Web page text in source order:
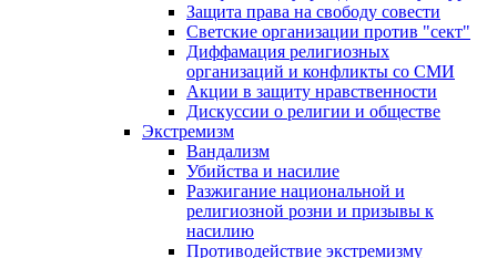
Защита права на свободу совести
Светские организации против "сект"
Диффамация религиозных
организаций и конфликты со СМИ
Акции в защиту нравственности
Дискуссии о религии и обществе
Экстремизм
Вандализм
Убийства и насилие
Разжигание национальной и
религиозной розни и призывы к
насилию
Противодействие экстремизму